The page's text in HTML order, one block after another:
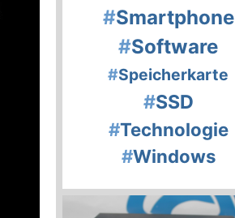
#Smartphone
#Software
#Speicherkarte
#SSD
#Technologie
#Windows